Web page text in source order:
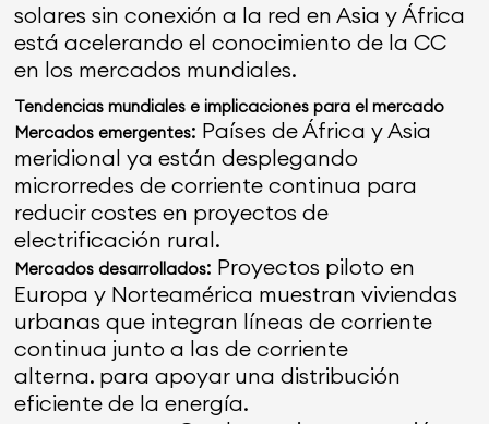
solares sin conexión a la red en Asia y África
está acelerando el conocimiento de la CC
en los mercados mundiales.
Tendencias mundiales e implicaciones para el mercado
Mercados emergentes: Países de África y Asia
meridional ya están desplegando
microrredes de corriente continua para
reducir costes en proyectos de
electrificación rural.
Mercados desarrollados: Proyectos piloto en
Europa y Norteamérica muestran viviendas
urbanas que integran líneas de corriente
continua junto a las de corriente
alterna. para apoyar una distribución
eficiente de la energía.